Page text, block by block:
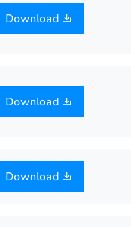
Download
Download
Download